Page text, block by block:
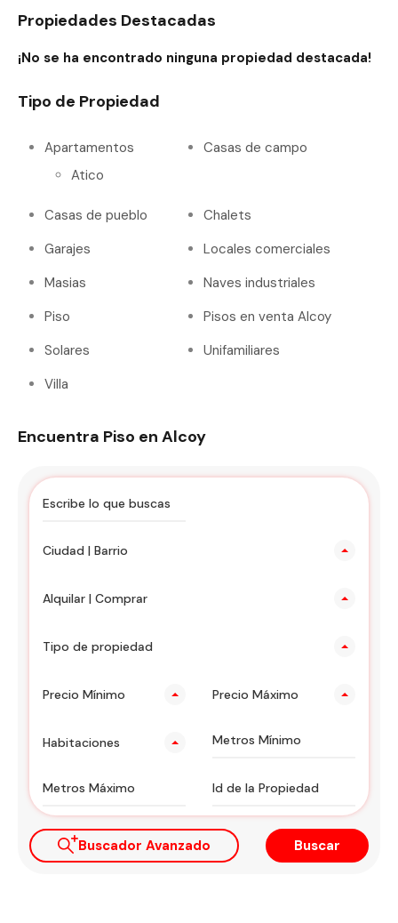
Propiedades Destacadas
¡No se ha encontrado ninguna propiedad destacada!
Tipo de Propiedad
Apartamentos
Atico
Casas de campo
Casas de pueblo
Chalets
Garajes
Locales comerciales
Masias
Naves industriales
Piso
Pisos en venta Alcoy
Solares
Unifamiliares
Villa
Encuentra Piso en Alcoy
Ciudad | Barrio
Alquilar | Comprar
Tipo de propiedad
Precio Mínimo Precio Máximo
Habitaciones
Buscador Avanzado Buscar